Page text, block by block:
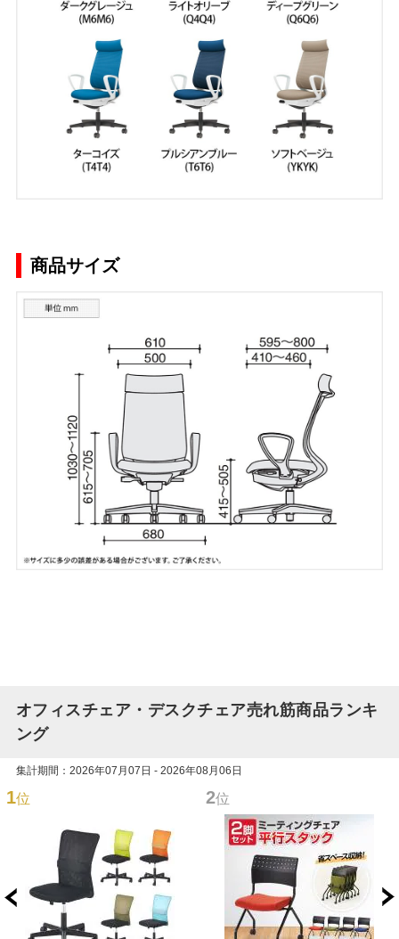
商品サイズ
オフィスチェア・デスクチェア売れ筋商品ランキ
ング
集計期間：2026年07月07日 - 2026年08月06日
1位 2位